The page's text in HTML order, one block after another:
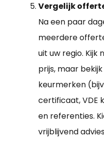
Vergelijk
Na een paar
meerdere
uit uw regio. Kijk
prijs, maar
keurmerken
certificaat, VDE
en referenties.
vrijblijvend